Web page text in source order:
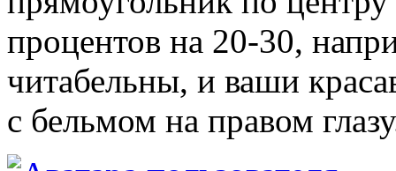
процентов на 20-30,
читабельны, и ваши
с бельмом на правом